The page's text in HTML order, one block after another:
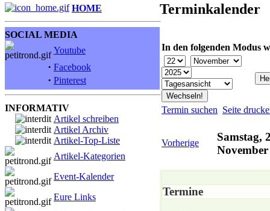
HOME
SOCIAL MEDIA
Youtube
· Facebook
· Pinterest
INFORMATIV
Artikel schreiben
Artikel Archiv
Artikel-Top-Liste
Artikel-Kategorien
Event-Kalender
Eure Links
Terminkalender
In den folgenden Modus
Termin suchen Seite
Vorherige
Samstag,
Termine